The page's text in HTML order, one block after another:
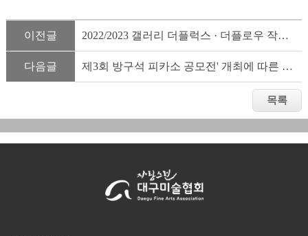
이전글 2022/2023 갤러리 더플럭스 · 더플로우 작가공모
다음글 제3회 방구석 피카소 공모전' 개최에 따른 참가 협조 요청